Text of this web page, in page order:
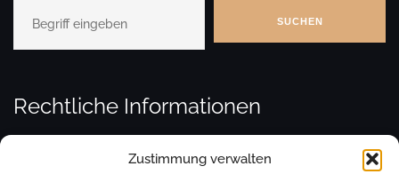
Zustimmung verwalten
SUCHEN
Rechtliche Informationen